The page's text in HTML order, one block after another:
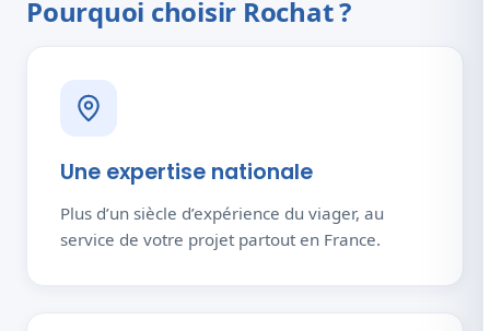
Pourquoi choisir Rochat ?
Une expertise nationale
Plus d’un siècle d’expérience du viager, au
service de votre projet partout en France.